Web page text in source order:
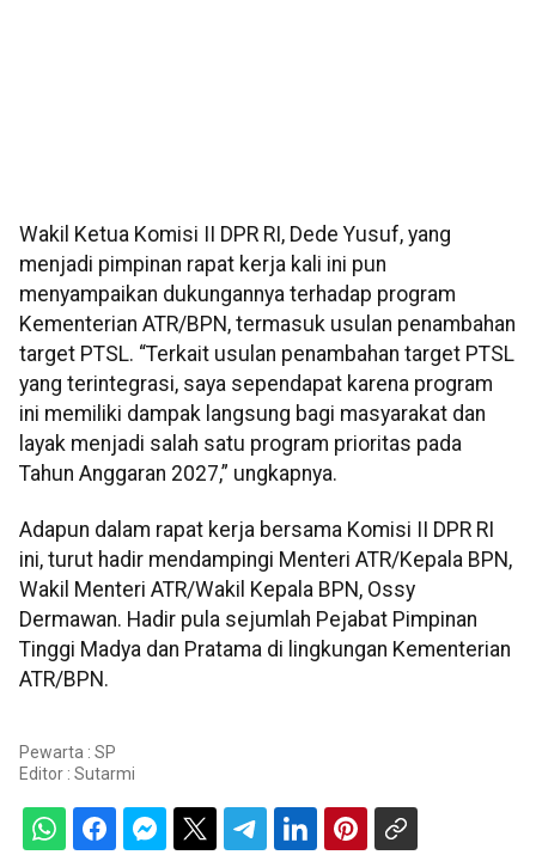
Wakil Ketua Komisi II DPR RI, Dede Yusuf, yang
menjadi pimpinan rapat kerja kali ini pun
menyampaikan dukungannya terhadap program
Kementerian ATR/BPN, termasuk usulan penambahan
target PTSL. “Terkait usulan penambahan target PTSL
yang terintegrasi, saya sependapat karena program
ini memiliki dampak langsung bagi masyarakat dan
layak menjadi salah satu program prioritas pada
Tahun Anggaran 2027,” ungkapnya.
Adapun dalam rapat kerja bersama Komisi II DPR RI
ini, turut hadir mendampingi Menteri ATR/Kepala BPN,
Wakil Menteri ATR/Wakil Kepala BPN, Ossy
Dermawan. Hadir pula sejumlah Pejabat Pimpinan
Tinggi Madya dan Pratama di lingkungan Kementerian
ATR/BPN.
Pewarta : SP
Editor : Sutarmi